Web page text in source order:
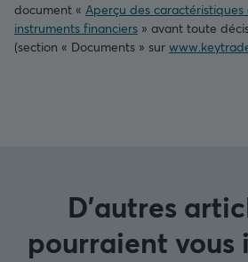
document « Aperçu des caractéristiques
instruments financiers » avant toute
(section « Documents » sur
D'autres
pourraient vous